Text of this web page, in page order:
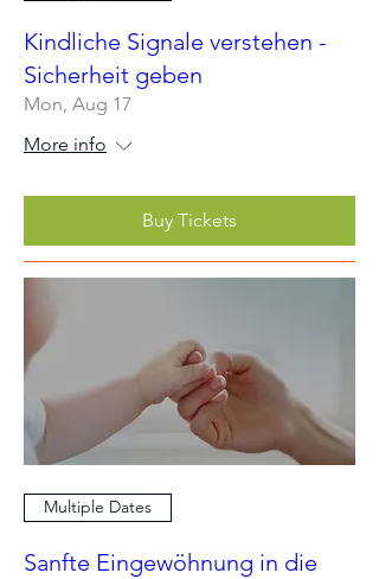
Kindliche Signale verstehen -
Sicherheit geben
Mon, Aug 17
More info
Buy Tickets
Multiple Dates
Sanfte Eingewöhnung in die